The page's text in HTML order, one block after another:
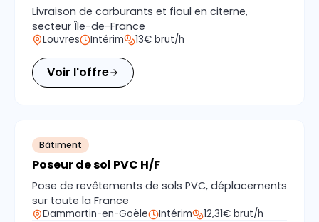
Livraison de carburants et fioul en citerne,
secteur Île-de-France
Louvres Intérim 13€ brut/h
Voir l'offre
Bâtiment
Poseur de sol PVC H/F
Pose de revêtements de sols PVC, déplacements
sur toute la France
Dammartin-en-Goële Intérim 12,31€ brut/h